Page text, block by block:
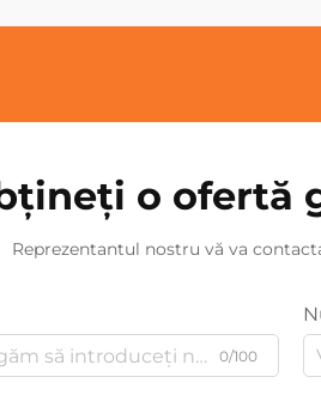
o ofertă
Reprezentantul nostru vă va
0/100